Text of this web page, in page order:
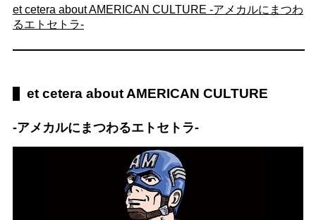
et cetera about AMERICAN CULTURE -アメカルにまつわ
るエトセトラ-
et cetera about AMERICAN CULTURE
-アメカルにまつわるエトセトラ-